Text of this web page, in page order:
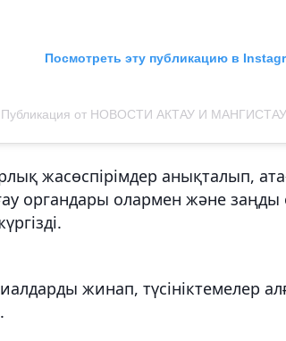
Посмотреть эту публикацию в
Публикация от НОВОСТИ АКТАУ И МАНГИСТАУ
жасөспірімдер анықталып,
органдары олармен және
жинап, түсініктемелер